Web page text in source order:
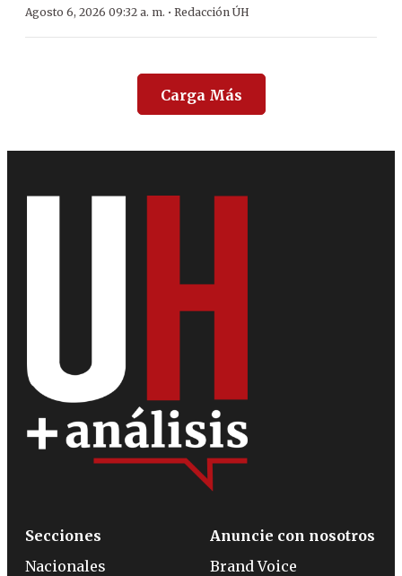
Agosto 6, 2026 09:32 a. m. · Redacción ÚH
Carga Más
Secciones
Nacionales
Anuncie con nosotros
Brand Voice